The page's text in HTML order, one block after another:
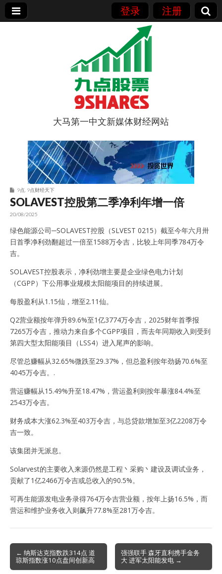
登录 注册
9点股票
大马第一中文新媒体财经网站
9点 9点财经天下
SOLAVEST控股第二季净利年增一倍
20/08/2025
绿色能源公司─SOLAVEST控股（SLVEST 0215）截至今年六月卅
日首季净利劲翻超过一倍至1588万令吉，比较上年同季784万令
吉。
SOLAVEST控股表示，净利劲增主要是企业绿色电力计划
（CGPP）下公用事业规模太阳能项目的持续进展。
每股盈利从1.15仙，增至2.11仙。
Q2营业额按年弹升89.6%至1亿3774万令吉，2025财年首季报
7265万令吉，推动力来自多个CGPP项目，而去年同期收入则受到
第四大型太阳能项目（LSS4）进入尾声的影响。
尽管总赚幅从32.65%微跌至29.37%，但总盈利按年劲扬70.6%至
4045万令吉。.
营运赚幅从15.49%升至18.47%，营运盈利则按年暴涨84.4%至
2543万令吉。
财务成本大涨62.3%至403万令吉，与总贷款增加至3亿2208万令
吉一致。
该集团并无派息。
Solarvest的主要收入来源仍然是工程丶采购丶建设及调试业务，
贡献了1亿2466万令吉或总收入的90.5%。
可再生能源发电业务录得764万令吉营业额，按年上扬16.5%，而
营运和维护业务收入则飙升77.8%至281万令吉。
Post
navigation
← 纳斯达克指数跌314点 道
琼斯指数涨10点盘间创新高
强强联手 森牙直利携手金务
大 进军太阳能发电 →